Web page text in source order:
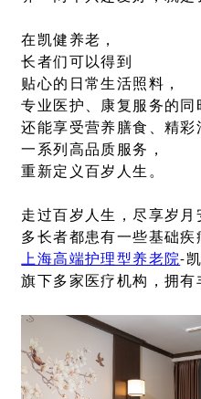
在凯健养老，
长者们可以得到
贴心的日常生活照料，
专业医护、康复服务的同
还能享受营养膳食、精彩
一系列高品质服务，
重新定义百岁人生。
走过百岁人生，尽享岁
多长者都患有一些基础疾
上海高端护理型养老院-
旗下多家医疗机构，拥有